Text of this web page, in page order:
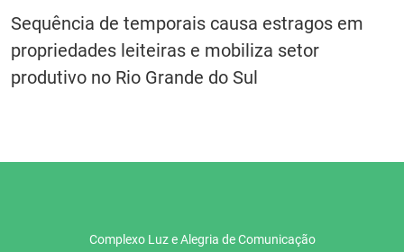
Sequência de temporais causa estragos em
propriedades leiteiras e mobiliza setor
produtivo no Rio Grande do Sul
Complexo Luz e Alegria de Comunicação